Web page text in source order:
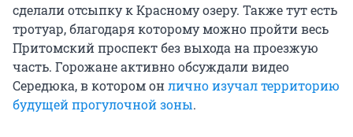
сделали отсыпку к Красному озеру. Также тут есть
тротуар, благодаря которому можно пройти весь
Притомский проспект без выхода на проезжую
часть. Горожане активно обсуждали видео
Середюка, в котором онлично изучал территорию
будущей прогулочной зоны.